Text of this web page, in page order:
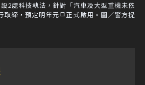
2處科技執法，針對「汽車及大型重機未依
取締，預定明年元旦正式啟用。圖／警方提